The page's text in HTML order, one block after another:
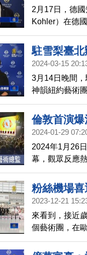
2月17日，德
Kohler）在德
Schlosspark）
出。他表示，
路，這對每個
駐雪梨臺
2024-03-15
3月14日晚間
神韻紐約藝術
光機，更盛讚
這個世界向善
倫敦首演
2024-01-29
2024年1月26
幕，觀眾反應
表示非常佩服
粉絲機場
2023-12-21
來看到，接近
個藝術團，在
出。而美國神
名古屋，正式